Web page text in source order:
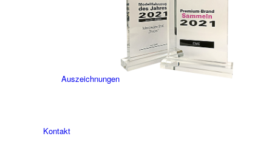
Auszeichnungen
Kontakt